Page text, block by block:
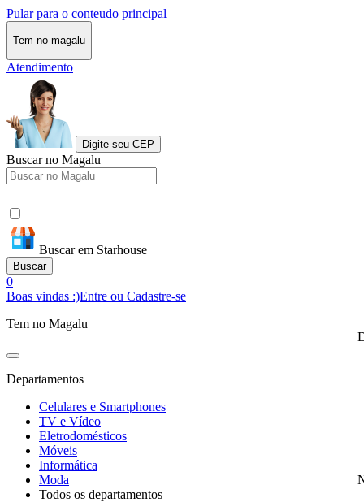
Pular para o conteudo principal
Tem no magalu
Atendimento
Digite seu CEP
Buscar no Magalu
Buscar em Starhouse
Buscar
0
Boas vindas :)Entre ou Cadastre-se
Tem no Magalu
Departamentos
Celulares e Smartphones
TV e Vídeo
Eletrodomésticos
Móveis
Informática
Moda
Todos os departamentos